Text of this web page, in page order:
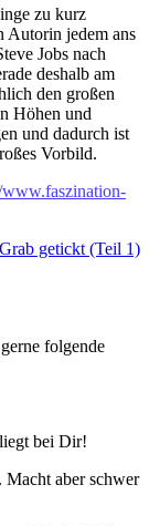
zu kurz
Autorin jedem ans
Jobs nach
deshalb am
den großen
Höhen und
und dadurch ist
Vorbild.
getickt (Teil 1)
folgende
bei Dir!
Macht aber schwer